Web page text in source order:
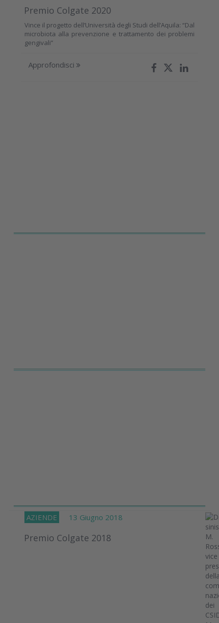
Premio Colgate 2020
Vince il progetto dell’Università degli Studi dell’Aquila: “Dal
microbiota alla prevenzione e trattamento dei problemi
gengivali”
Approfondisci
AZIENDE 13 Giugno 2018
Premio Colgate 2018